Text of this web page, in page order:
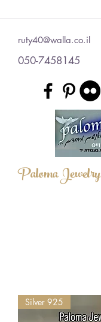
ruty40@walla.co.il
050-7458145
Paloma Jewelry
Silver 925